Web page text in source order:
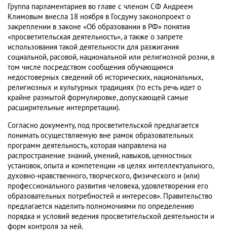
Группа парламентариев во главе с членом СФ Андреем
Климовым внесла 18 ноября в Госдуму законопроект о
закреплении в законе «Об образовании в РФ» понятия
«просветительская деятельность», а также о запрете
использования такой деятельности для разжигания
социальной, расовой, национальной или религиозной розни, в
том числе посредством сообщения обучающимся
недостоверных сведений об исторических, национальных,
религиозных и культурных традициях (то есть речь идет о
крайне размытой формулировке, допускающей самые
расширительные интерпретации).
Согласно документу, под просветительской предлагается
понимать осуществляемую вне рамок образовательных
программ деятельность, которая направлена на
распространение знаний, умений, навыков, ценностных
установок, опыта и компетенции «в целях интеллектуального,
духовно-нравственного, творческого, физического и (или)
профессионального развития человека, удовлетворения его
образовательных потребностей и интересов». Правительство
предлагается наделить полномочиями по определению
порядка и условий ведения просветительской деятельности и
форм контроля за ней.